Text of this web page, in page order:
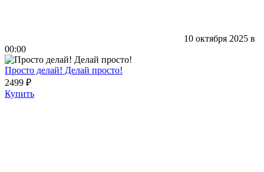
10 октября 2025 в
00:00
Просто делай! Делай просто!
2499 ₽
Купить